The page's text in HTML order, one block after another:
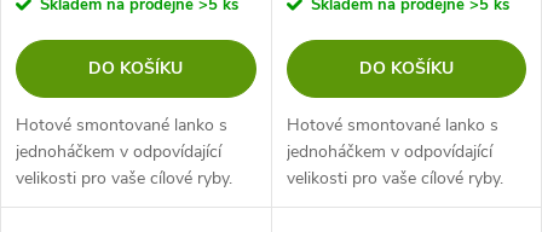
o
d
u
r
o
d
u
Skladem na prodejně >5 ks
DO KOŠÍKU
Hotové smontované lanko s
jednoháčkem v odpovídající
velikosti pro vaše cílové ryby.
Abasolutní garant jistoty při
Skladem na prodejně >5 ks
DO KOŠÍKU
Hotové smontované lanko s
jednoháčkem v odpovídající
velikosti pro vaše cílové ryby.
Abasolutní garant jistoty při